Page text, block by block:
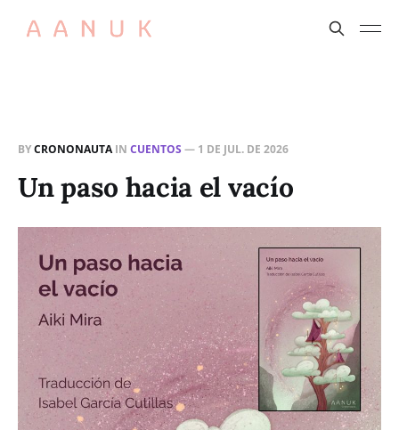
BYCRONONAUTAIN CUENTOS — 1 DE JUL. DE 2026
Un paso hacia el vacío